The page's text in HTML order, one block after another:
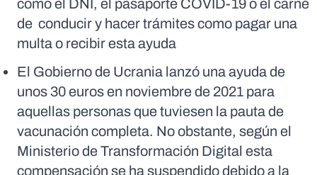
como el DNI, el pasaporte COVID-19 o el carné
de conducir y hacer trámites como pagar una
multa o recibir esta ayuda
El Gobierno de Ucrania lanzó una ayuda de
unos 30 euros en noviembre de 2021 para
aquellas personas que tuviesen la pauta de
vacunación completa. No obstante, según el
Ministerio de Transformación Digital esta
compensación se ha suspendido debido a la